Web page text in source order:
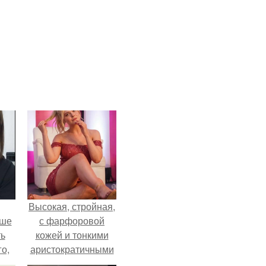
Высокая, стройная,
с фарфоровой
кожей и тонкими
аристократичными